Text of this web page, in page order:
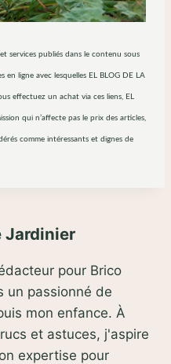
services publiés dans le contenu sous
en ligne avec lesquelles EL BLOG DE LA
effectuez un achat via ces liens, EL
qui n’affecte pas le prix des articles,
comme intéressants et dignes de
Jardinier
pour Brico
un passionné de
mon enfance. À
et astuces, j'aspire
expertise pour